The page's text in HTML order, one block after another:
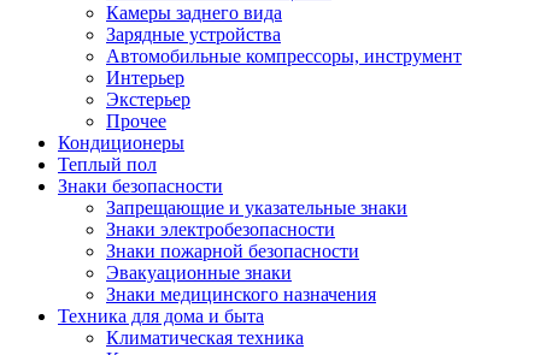
Камеры заднего вида
Зарядные устройства
Автомобильные компрессоры, инструмент
Интерьер
Экстерьер
Прочее
Кондиционеры
Теплый пол
Знаки безопасности
Запрещающие и указательные знаки
Знаки электробезопасности
Знаки пожарной безопасности
Эвакуационные знаки
Знаки медицинского назначения
Техника для дома и быта
Климатическая техника